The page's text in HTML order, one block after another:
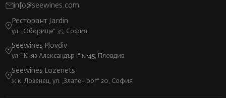
info@seewines.com
Ресторант Jardin
ул. „Оборище“ 35, София
Seewines Plovdiv
ул. "Княз Александър I" №45, Пловдив
Seewines Lozenets
ж.к. Лозенец, ул. „Златен рог“ 20, София